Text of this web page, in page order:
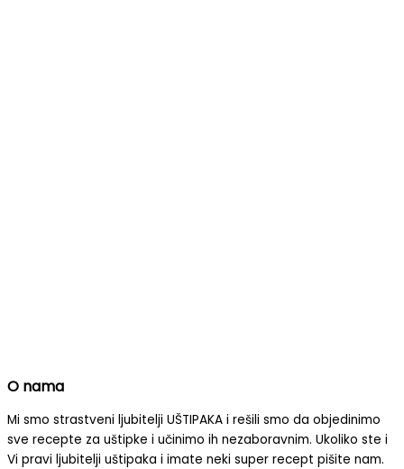
O nama
Mi smo strastveni ljubitelji UŠTIPAKA i rešili smo da objedinimo
sve recepte za uštipke i učinimo ih nezaboravnim. Ukoliko ste i
Vi pravi ljubitelji uštipaka i imate neki super recept pišite nam.